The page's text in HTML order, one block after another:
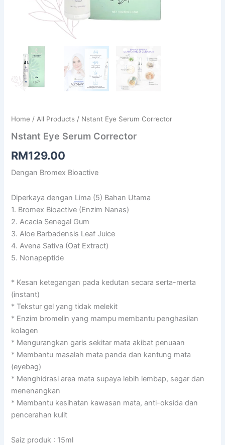
Home / All Products / Nstant Eye Serum Corrector
Nstant Eye Serum Corrector
RM129.00
Dengan Bromex Bioactive
Diperkaya dengan Lima (5) Bahan Utama
1. Bromex Bioactive (Enzim Nanas)
2. Acacia Senegal Gum
3. Aloe Barbadensis Leaf Juice
4. Avena Sativa (Oat Extract)
5. Nonapeptide
* Kesan ketegangan pada kedutan secara serta-merta
(instant)
* Tekstur gel yang tidak melekit
* Enzim bromelin yang mampu membantu penghasilan
kolagen
* Mengurangkan garis sekitar mata akibat penuaan
* Membantu masalah mata panda dan kantung mata
(eyebag)
* Menghidrasi area mata supaya lebih lembap, segar dan
menenangkan
* Membantu kesihatan kawasan mata, anti-oksida dan
pencerahan kulit
Saiz produk : 15ml